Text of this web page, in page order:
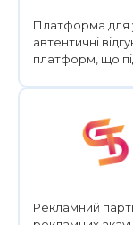
Платформа для
автентичні
платформ, що
Рекламний